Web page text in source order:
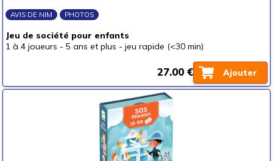
AVIS DE NIM PHOTOS
Jeu de société pour enfants
1 à 4 joueurs - 5 ans et plus - jeu rapide (<30 min)
Ajouter
27.00 €